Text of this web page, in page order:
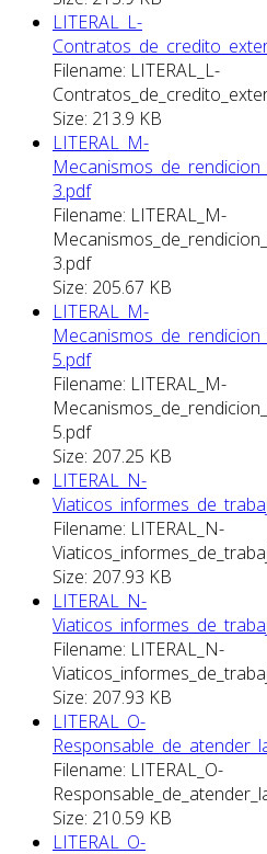
LITERAL_L-
Filename: LITERAL_L-
Size: 213.9 KB
LITERAL_M-
3.pdf
Filename: LITERAL_M-
3.pdf
Size: 205.67 KB
LITERAL_M-
5.pdf
Filename: LITERAL_M-
5.pdf
Size: 207.25 KB
LITERAL_N-
Filename: LITERAL_N-
Size: 207.93 KB
LITERAL_N-
Filename: LITERAL_N-
Size: 207.93 KB
LITERAL_O-
Filename: LITERAL_O-
Size: 210.59 KB
LITERAL_O-